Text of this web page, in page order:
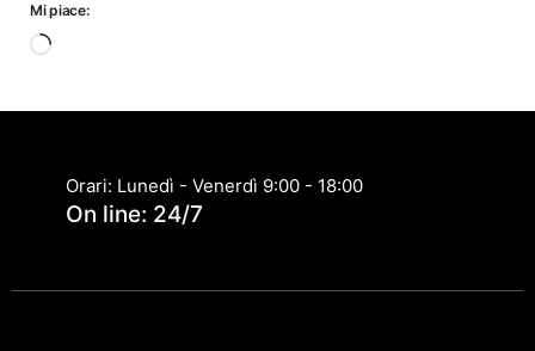
Mi piace:
Caricamento
Orari: Lunedì - Venerdì 9:00 - 18:00
On line: 24/7